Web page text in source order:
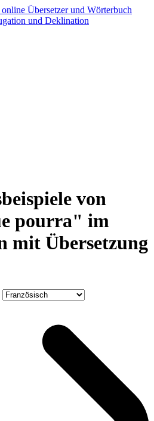
und Deklination
von
pourra" im
mit Übersetzung